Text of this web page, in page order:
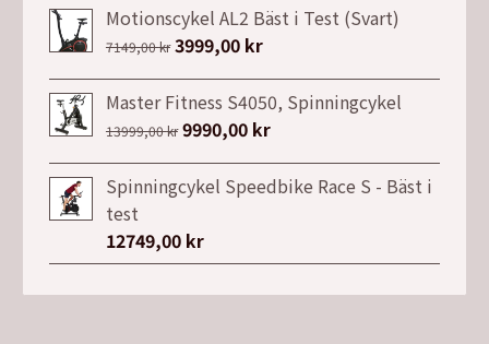
priset
var:
priset
Motionscykel AL2 Bäst i Test (Svart)
7149,00kr Det
priset
var:
3999,00 krDet
priset
är:
Master Fitness S4050, Spinningcykel
13999,00kr Det
priset
13999,00 kr.
9990,00 krDet
priset
Spinningcykel Speedbike Race S - Bäst i
test
12749,00 kr